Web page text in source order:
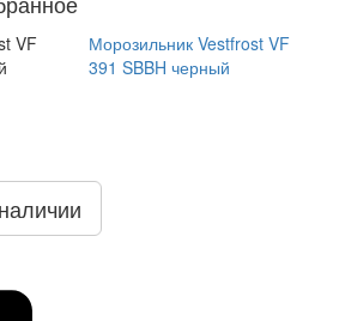
VF
Морозильник Vestfrost VF
391 SBBH черный